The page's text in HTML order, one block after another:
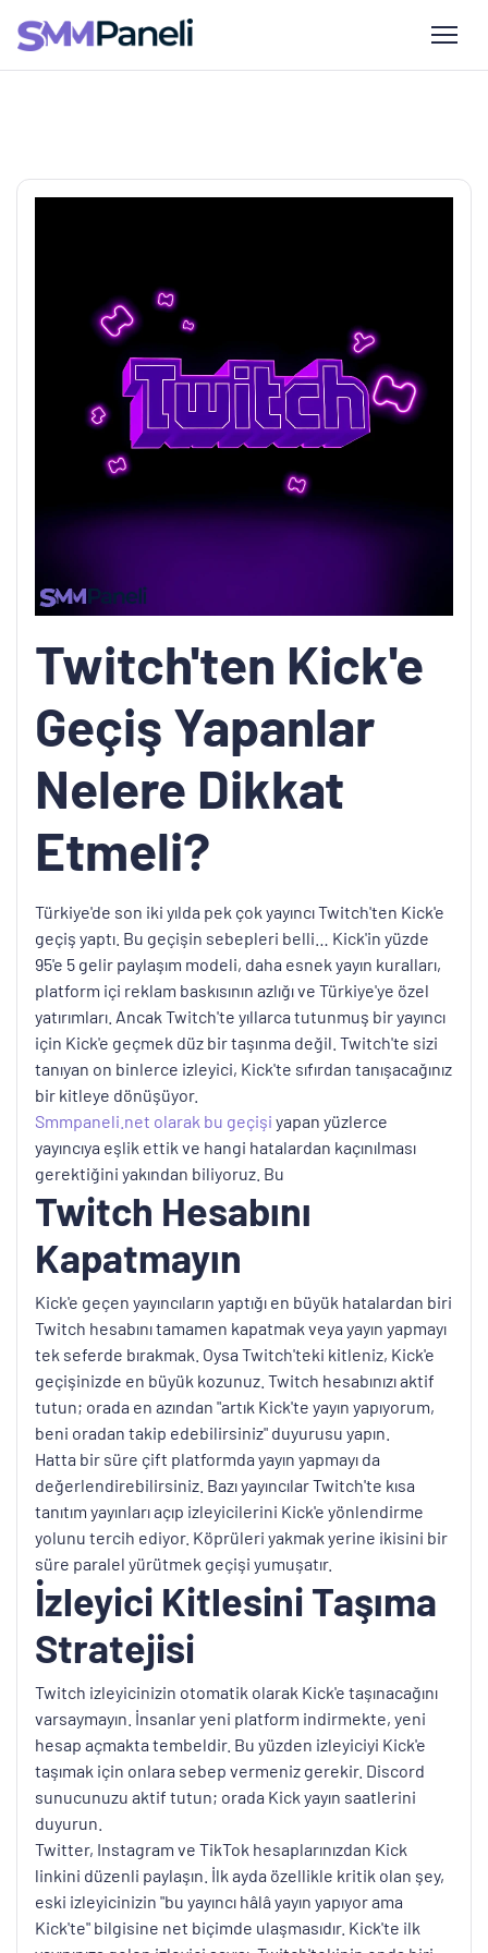
Twitch'ten Kick'e
Geçiş Yapanlar
Nelere Dikkat
Etmeli?
Türkiye'de son iki yılda pek çok yayıncı Twitch'ten Kick'e
geçiş yaptı. Bu geçişin sebepleri belli… Kick'in yüzde
95'e 5 gelir paylaşım modeli, daha esnek yayın kuralları,
platform içi reklam baskısının azlığı ve Türkiye'ye özel
yatırımları. Ancak Twitch'te yıllarca tutunmuş bir yayıncı
için Kick'e geçmek düz bir taşınma değil. Twitch'te sizi
tanıyan on binlerce izleyici, Kick'te sıfırdan tanışacağınız
bir kitleye dönüşüyor.
Smmpaneli.net olarak bu geçişi yapan yüzlerce
yayıncıya eşlik ettik ve hangi hatalardan kaçınılması
gerektiğini yakından biliyoruz. Bu
Twitch Hesabını
Kapatmayın
Kick'e geçen yayıncıların yaptığı en büyük hatalardan biri
Twitch hesabını tamamen kapatmak veya yayın yapmayı
tek seferde bırakmak. Oysa Twitch'teki kitleniz, Kick'e
geçişinizde en büyük kozunuz. Twitch hesabınızı aktif
tutun; orada en azından "artık Kick'te yayın yapıyorum,
beni oradan takip edebilirsiniz" duyurusu yapın.
Hatta bir süre çift platformda yayın yapmayı da
değerlendirebilirsiniz. Bazı yayıncılar Twitch'te kısa
tanıtım yayınları açıp izleyicilerini Kick'e yönlendirme
yolunu tercih ediyor. Köprüleri yakmak yerine ikisini bir
süre paralel yürütmek geçişi yumuşatır.
İzleyici Kitlesini Taşıma
Stratejisi
Twitch izleyicinizin otomatik olarak Kick'e taşınacağını
varsaymayın. İnsanlar yeni platform indirmekte, yeni
hesap açmakta tembeldir. Bu yüzden izleyiciyi Kick'e
taşımak için onlara sebep vermeniz gerekir. Discord
sunucunuzu aktif tutun; orada Kick yayın saatlerini
duyurun.
Twitter, Instagram ve TikTok hesaplarınızdan Kick
linkini düzenli paylaşın. İlk ayda özellikle kritik olan şey,
eski izleyicinizin "bu yayıncı hâlâ yayın yapıyor ama
Kick'te" bilgisine net biçimde ulaşmasıdır. Kick'te ilk